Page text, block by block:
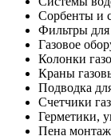
Сорбенты и
Фильтры
Газовое
Колонки
Краны
Подводка
Счетчики
Герметики,
Пена